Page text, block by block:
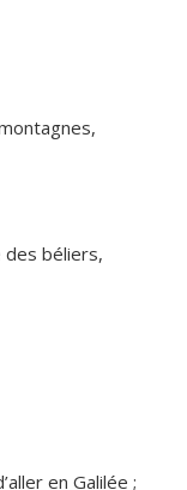
des béliers,
en Galilée ;